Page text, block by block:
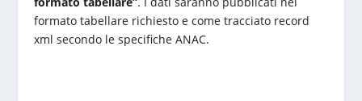
formato tabellare richiesto e come tracciato record
xml secondo le specifiche ANAC.